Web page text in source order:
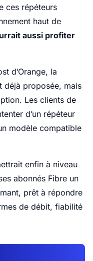
ces répéteurs
haut de
aussi profiter
d’Orange, la
déjà proposée, mais
Les clients de
d’un répéteur
modèle compatible
enfin à niveau
abonnés Fibre un
prêt à répondre
de débit, fiabilité